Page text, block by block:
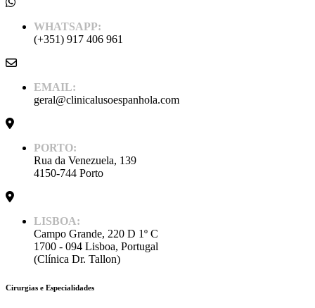
WHATSAPP:
(+351) 917 406 961
EMAIL:
geral@clinicalusoespanhola.com
PORTO:
Rua da Venezuela, 139
4150-744 Porto
LISBOA:
Campo Grande, 220 D 1º C
1700 - 094 Lisboa, Portugal
(Clínica Dr. Tallon)
Cirurgias e Especialidades